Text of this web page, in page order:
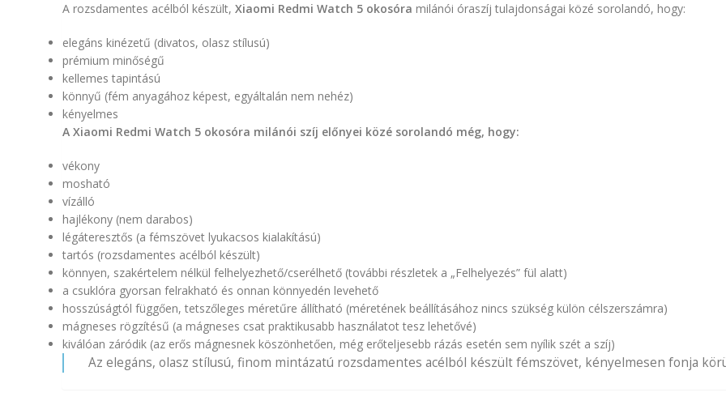
A rozsdamentes acélból készült, Xiaomi Redmi Watch 5 okosóra milánói óraszíj tulajdonságai közé sorolandó, hogy:
elegáns kinézetű (divatos, olasz stílusú)
prémium minőségű
kellemes tapintású
könnyű (fém anyagához képest, egyáltalán nem nehéz)
kényelmes
A Xiaomi Redmi Watch 5 okosóra milánói szíj előnyei közé sorolandó még, hogy:
vékony
mosható
vízálló
hajlékony (nem darabos)
légáteresztős (a fémszövet lyukacsos kialakítású)
tartós (rozsdamentes acélból készült)
könnyen, szakértelem nélkül felhelyezhető/cserélhető (további részletek a „Felhelyezés” fül alatt)
a csuklóra gyorsan felrakható és onnan könnyedén levehető
hosszúságtól függően, tetszőleges méretűre állítható (méretének beállításához nincs szükség külön célszerszámra)
mágneses rögzítésű (a mágneses csat praktikusabb használatot tesz lehetővé)
kiválóan záródik (az erős mágnesnek köszönhetően, még erőteljesebb rázás esetén sem nyílik szét a szíj)
Az elegáns, olasz stílusú, finom mintázatú rozsdamentes acélból készült fémszövet, kényelmesen fonja